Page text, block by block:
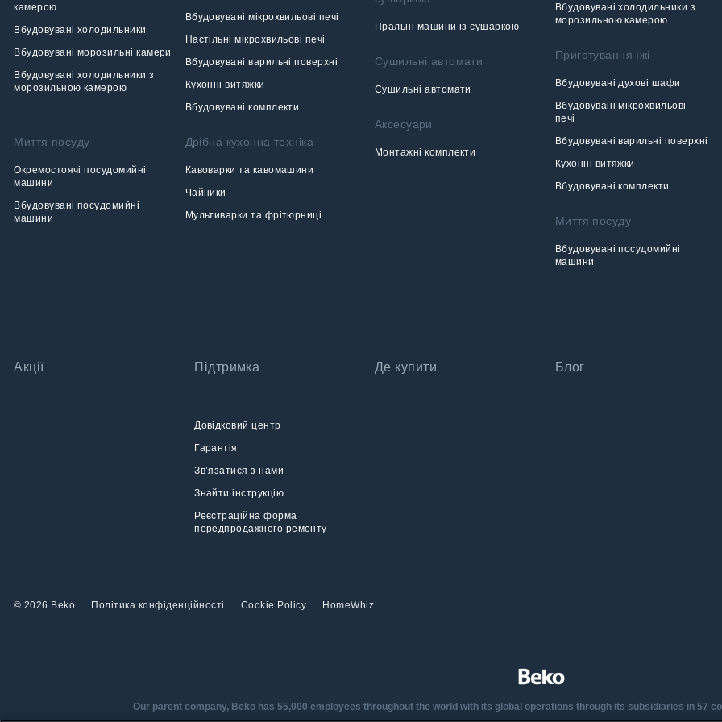
камерою
Вбудовувані холодильники
Вбудовувані морозильні камери
Вбудовувані холодильники з
морозильною камерою
Вбудовувані мікрохвильові печі
Настільні мікрохвильові печі
Вбудовувані варильні поверхні
Кухонні витяжки
Вбудовувані комплекти
Миття посуду
Окремостоячі посудомийні
машини
Вбудовувані посудомийні
машини
Дрібна кухонна техніка
Кавоварки та кавомашини
Чайники
Мультиварки та фрітюрниці
Пральні машини із сушаркою
Сушильні автомати
Сушильні автомати
Аксесуари
Монтажні комплекти
Вбудовувані холодильники з
морозильною камерою
Приготування їжі
Вбудовувані духові шафи
Вбудовувані мікрохвильові
печі
Вбудовувані варильні поверхні
Кухонні витяжки
Вбудовувані комплекти
Миття посуду
Вбудовувані посудомийні
машини
Акції Підтримка
Довідковий центр
Гарантія
Зв’язатися з нами
Знайти інструкцію
Реєстраційна форма
передпродажного ремонту
Де купити Блог
© 2026 Beko Політика конфіденційності Cookie Policy HomeWhiz
Our parent company, Beko has 55,000 employees throughout the world with its global operations through its subsidiaries in 57